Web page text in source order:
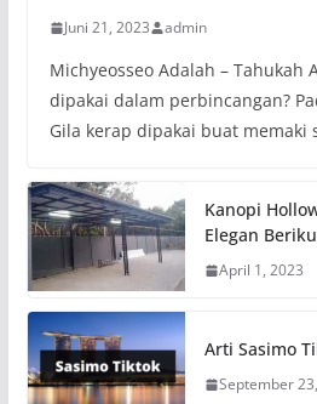
Juni 21, 2023 admin
Michyeosseo Adalah – Tahukah
dipakai dalam perbincangan?
Gila kerap dipakai buat memaki
Kanopi
Elegan
April 1, 2023
Arti Sasimo
September